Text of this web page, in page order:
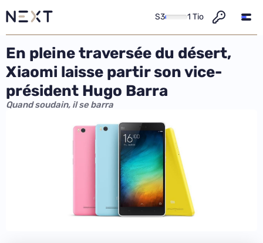
S3 1 Tio
En pleine traversée du désert,
Xiaomi laisse partir son vice-
président Hugo Barra
Quand soudain, il se barra